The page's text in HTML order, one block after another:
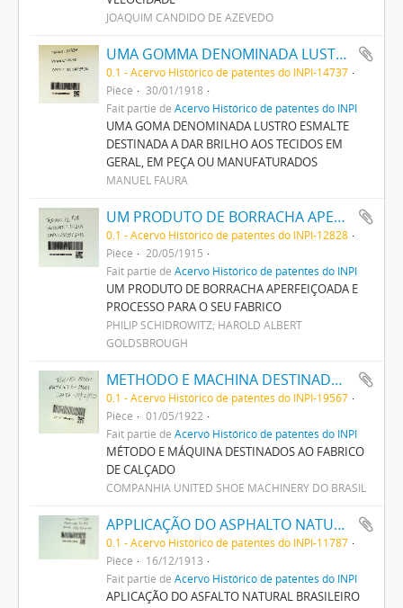
JOAQUIM CANDIDO DE AZEVEDO
UMA GOMMA DENOMINADA LUSTRO ESMALTE DESTINADA A DAR BRILHO AOS TECIDOS EM GERAL, EM PEÇA OU MANUFATURADOS
0.1 - Acervo Histórico de patentes do INPI-14737
Pièce
30/01/1918
Fait partie de Acervo Histórico de patentes do INPI
UMA GOMA DENOMINADA LUSTRO ESMALTE
DESTINADA A DAR BRILHO AOS TECIDOS EM
GERAL, EM PEÇA OU MANUFATURADOS
MANUEL FAURA
UM PRODUTO DE BORRACHA APERFEIÇOADA E PROCESSO PARA O SEU FABRICO
0.1 - Acervo Histórico de patentes do INPI-12828
Pièce
20/05/1915
Fait partie de Acervo Histórico de patentes do INPI
UM PRODUTO DE BORRACHA APERFEIÇOADA E
PROCESSO PARA O SEU FABRICO
PHILIP SCHIDROWITZ; HAROLD ALBERT
GOLDSBROUGH
METHODO E MACHINA DESTINADOS AO FABRICO DE CALÇADO
0.1 - Acervo Histórico de patentes do INPI-19567
Pièce
01/05/1922
Fait partie de Acervo Histórico de patentes do INPI
MÉTODO E MÁQUINA DESTINADOS AO FABRICO
DE CALÇADO
COMPANHIA UNITED SHOE MACHINERY DO BRASIL
APPLICAÇÃO DO ASPHALTO NATURAL BRASILEIRO AO FABRICO DE MASTIQUE, E PROCESSO PARA FABRICAR ESTE MASTIQUE
0.1 - Acervo Histórico de patentes do INPI-11787
Pièce
16/12/1913
Fait partie de Acervo Histórico de patentes do INPI
APLICAÇÃO DO ASFALTO NATURAL BRASILEIRO